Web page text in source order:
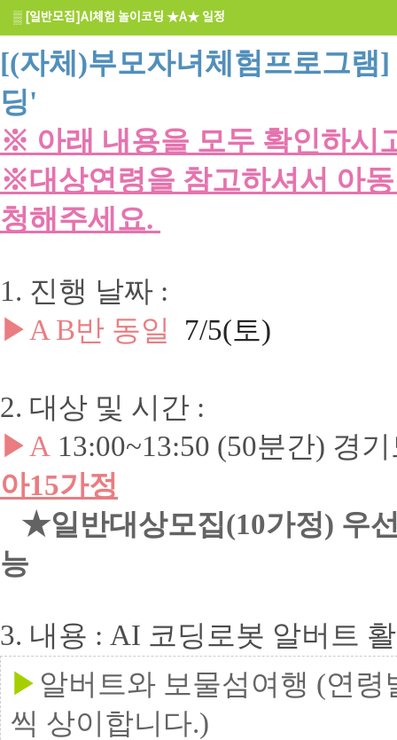
▒ [일반모집]AI체험 놀이코딩 ★A★ 일정
[(자체)부모자녀체험프로그
딩'
※ 아래 내용을 모두 확인하시
※대상연령을 참고하셔서 아
청해주세요.
1. 진행 날짜 :
▶A B반 동일
7/5(토)
2. 대상 및 시간 :
▶A 13:00~13:50 (50분간) 경
아15가정
★일반대상모집(10가정) 우
능
3. 내용 : AI 코딩로봇 알버트
▶ 알버트와 보물섬여행 (연
씩 상이합니다.)